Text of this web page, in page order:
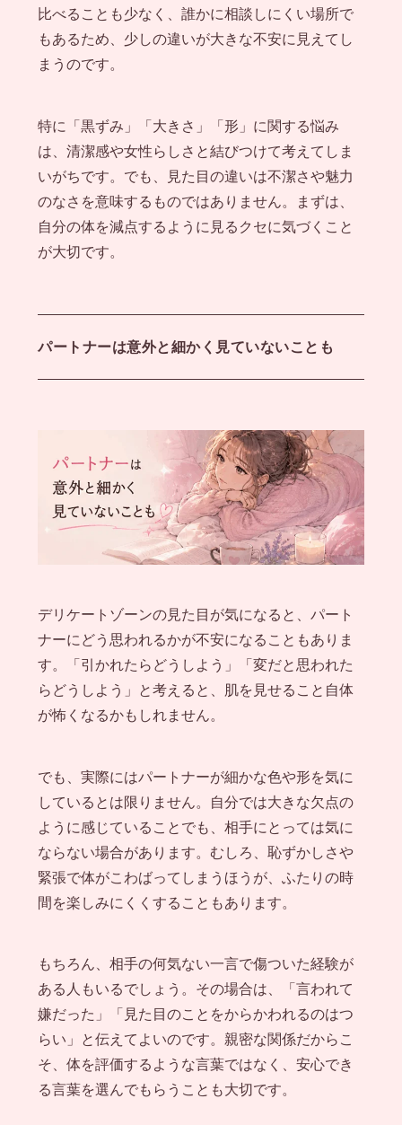
比べることも少なく、誰かに相談しにくい場所で
もあるため、少しの違いが大きな不安に見えてし
まうのです。
特に「黒ずみ」「大きさ」「形」に関する悩み
は、清潔感や女性らしさと結びつけて考えてしま
いがちです。でも、見た目の違いは不潔さや魅力
のなさを意味するものではありません。まずは、
自分の体を減点するように見るクセに気づくこと
が大切です。
パートナーは意外と細かく見ていないことも
デリケートゾーンの見た目が気になると、パート
ナーにどう思われるかが不安になることもありま
す。「引かれたらどうしよう」「変だと思われた
らどうしよう」と考えると、肌を見せること自体
が怖くなるかもしれません。
でも、実際にはパートナーが細かな色や形を気に
しているとは限りません。自分では大きな欠点の
ように感じていることでも、相手にとっては気に
ならない場合があります。むしろ、恥ずかしさや
緊張で体がこわばってしまうほうが、ふたりの時
間を楽しみにくくすることもあります。
もちろん、相手の何気ない一言で傷ついた経験が
ある人もいるでしょう。その場合は、「言われて
嫌だった」「見た目のことをからかわれるのはつ
らい」と伝えてよいのです。親密な関係だからこ
そ、体を評価するような言葉ではなく、安心でき
る言葉を選んでもらうことも大切です。